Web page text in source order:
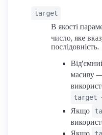
target
В якості
число, яке
послідовність.
масиву
target
Якщо
Якщо